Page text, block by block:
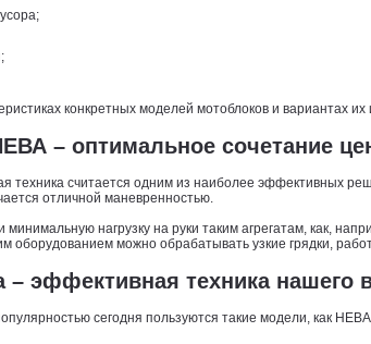
конкретных моделей мотоблоков и
– оптимальное сочетание
техника считается одним из наиболее эффективных
отличной маневренностью.
минимальную нагрузку на руки таким агрегатам, как,
оборудованием можно обрабатывать узкие грядки,
– эффективная техника нашего
сегодня пользуются такие модели, как